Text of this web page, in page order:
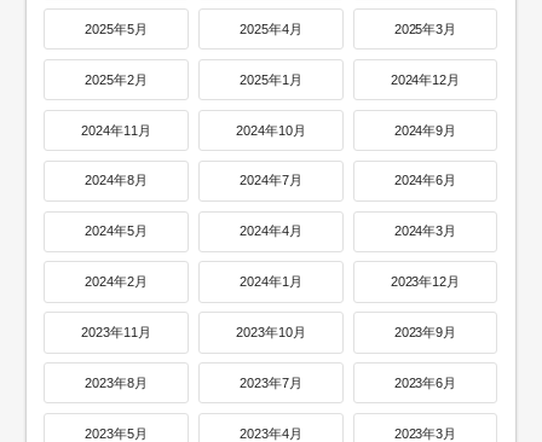
2025年5月 2025年4月 2025年3月
2025年2月 2025年1月 2024年12月
2024年11月 2024年10月 2024年9月
2024年8月 2024年7月 2024年6月
2024年5月 2024年4月 2024年3月
2024年2月 2024年1月 2023年12月
2023年11月 2023年10月 2023年9月
2023年8月 2023年7月 2023年6月
2023年5月 2023年4月 2023年3月